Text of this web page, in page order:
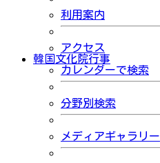
利用案内
アクセス
韓国文化院行事
カレンダーで検索
分野別検索
メディアギャラリー